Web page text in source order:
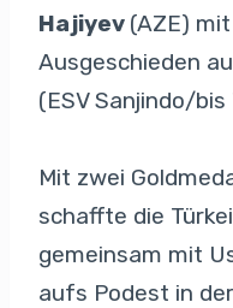
Hajiyev (AZE)
Ausgeschieden
(ESV Sanjindo/bis
Mit zwei
schaffte die
gemeinsam mit
aufs Podest in